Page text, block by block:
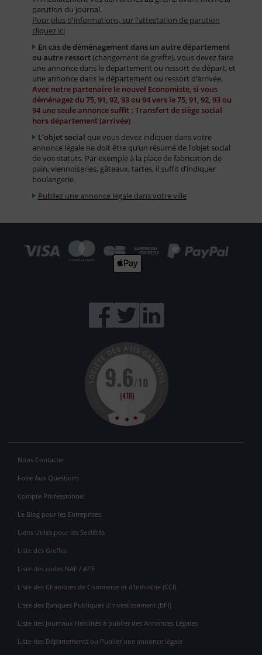
parution du journal.
Pour plus d'informations, sur l'attestation de parution
cliquez ici
En cas de déménagement dans un autre département
ou autre ressort(changement de greffe), vous devez faire
une annonce dans le département ou ressort de départ, et
une annonce dans le département ou ressort d’arrivée.
Avec notre partenaire le nouvel Economiste, si vous
déménagez du 75, 91, 92, 93 ou 94 vers le 75, 91, 92, 93 ou
94 une seule annonce suffit : Transfert de siège social
hors département (arrivée)
L’objet social que vous devez indiquer dans votre
annonce légale ne doit être qu’un résumé de l’objet social
de vos statuts. Par exemple à la place de fabrication de
pain, viennoiseries, gâteaux, tartes, il suffit d’indiquer
boulangerie
Publiez une annonce légale dans votre ville
Nous Contacter
Foire Aux Questions
Compte Professionnel
Le Blog pour les Entreprises
Liens Utiles pour les Sociétés
Liste des Greffes
Liste des codes NAF / APE
Liste des Chambres de Commerce et d'Industrie (CCI)
Liste des Banques Publiques d'Investissement (BPI)
Liste des Journaux Habilités à publier des Annonces Légales
Liste des Départements ou Publier une annonce légale